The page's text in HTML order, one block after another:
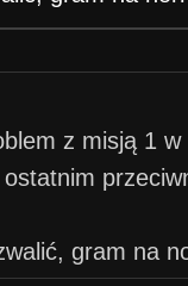
z misją 1
gram na